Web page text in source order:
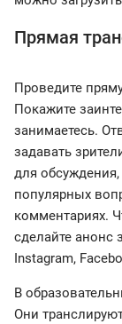
Прямая
Проведите
Покажите
занимаетесь.
задавать
для
популярных
комментариях.
сделайте анонс
Instagram,
В
Они